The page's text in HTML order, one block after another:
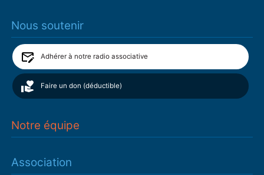
Nous soutenir
Adhérer à notre radio associative
Faire un don (déductible)
Notre équipe
Association